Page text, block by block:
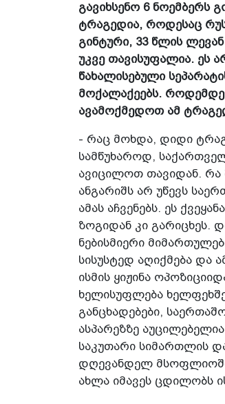
გავიხსენო 6
ტრაგედია, როდესაც
გინტური, 33 წლის
უკვე თავისუფალია. ეს
წახალისებული
მოქალაქეებს. როდემდე
ავამოქმედოთ ამ
- რაც მოხდა, დიდი
სამწუხაროდ,
ავიცილოთ თავიდან. რა
ანგარიშს არ უწევს
ამას აჩვენებს. ეს
ზოგიდან კი გარიცხეს.
ნებისმიერი
სისუსტედ აღიქმება და
ისმის ყიჟინა
ხელისუფლება
განცხადებები,
ასპარეზზე
საკუთარი სიმართლის
დღევანდელ მსოფლიოში
ახლა იმავეს ცდილობს